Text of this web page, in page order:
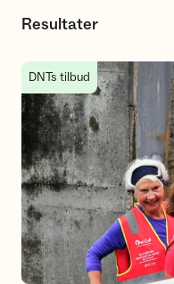
Resultater
Bli med som medhjelper!
DNTs tilbud